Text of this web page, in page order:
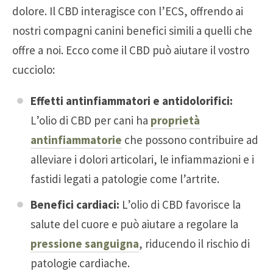
dolore. Il CBD interagisce con l’ECS, offrendo ai
nostri compagni canini benefici simili a quelli che
offre a noi. Ecco come il CBD può aiutare il vostro
cucciolo:
Effetti antinfiammatori e antidolorifici:
L’olio di CBD per cani ha proprietà
antinfiammatorie che possono contribuire ad
alleviare i dolori articolari, le infiammazioni e i
fastidi legati a patologie come l’artrite.
Benefici cardiaci: L’olio di CBD favorisce la
salute del cuore e può aiutare a regolare la
pressione sanguigna, riducendo il rischio di
patologie cardiache.